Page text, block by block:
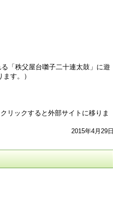
「秩父屋台囃子二十連太鼓」に遊
す。）
リックすると外部サイトに移りま
2015年4月29日